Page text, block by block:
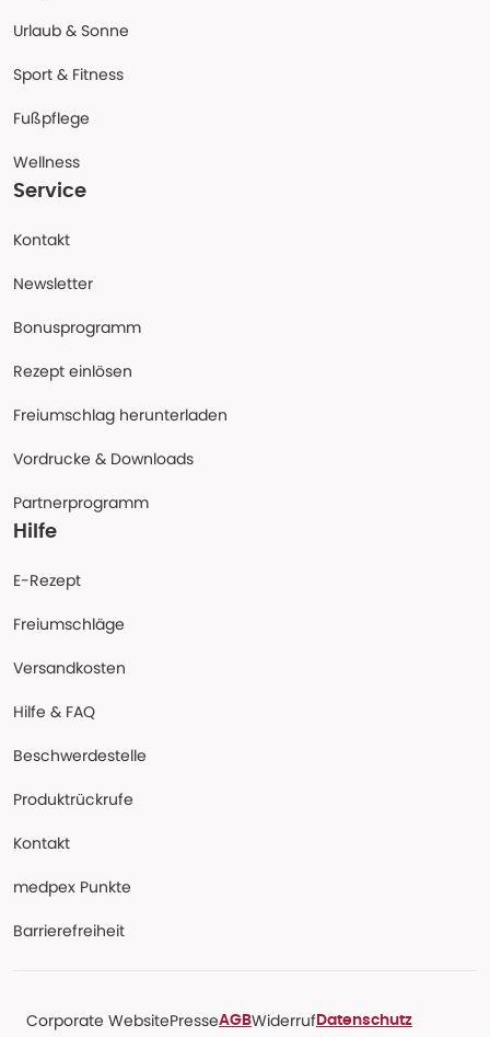
Urlaub & Sonne
Sport & Fitness
Fußpflege
Wellness
Service
Kontakt
Newsletter
Bonusprogramm
Rezept einlösen
Freiumschlag herunterladen
Vordrucke & Downloads
Partnerprogramm
Hilfe
E-Rezept
Freiumschläge
Versandkosten
Hilfe & FAQ
Beschwerdestelle
Produktrückrufe
Kontakt
medpex Punkte
Barrierefreiheit
Corporate WebsitePresseAGBWiderruf Datenschutz